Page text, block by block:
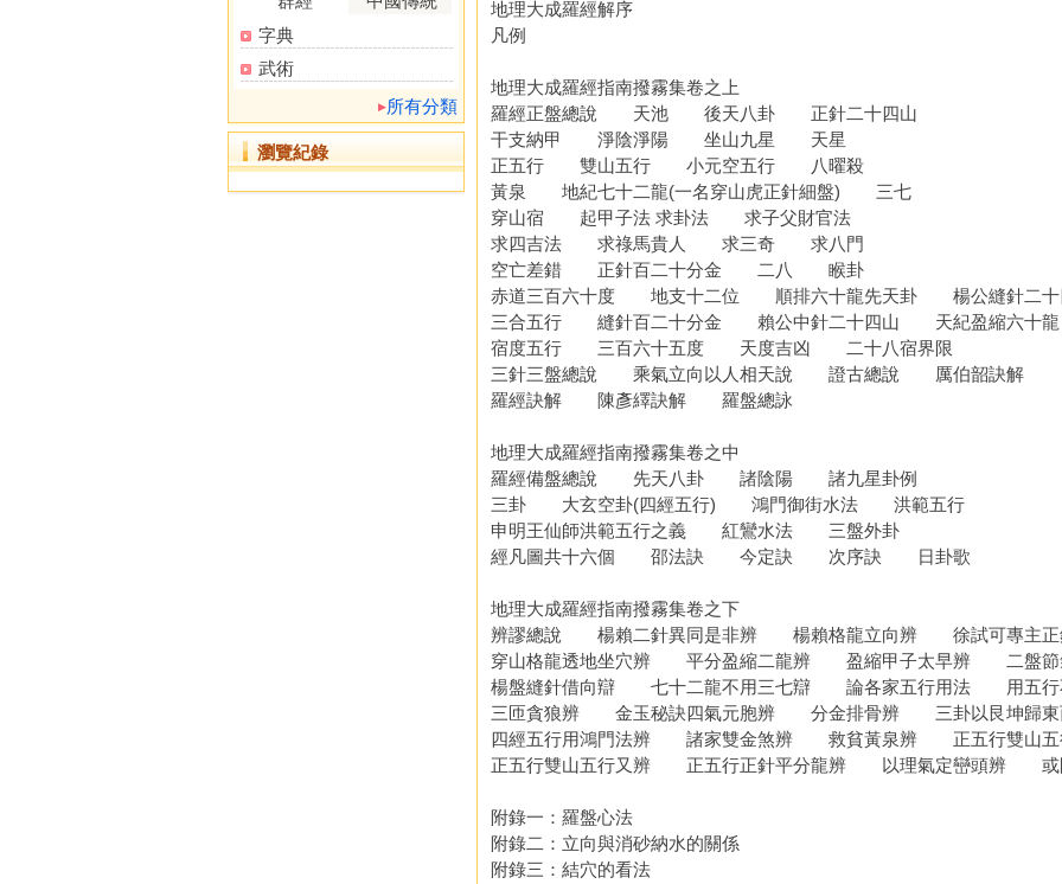
字典
武術
所有分類
瀏覽紀錄
地理大成羅經解序
凡例
地理大成羅經指南撥霧集卷之上
羅經正盤總說 天池 後天八卦 正針二十四山
干支納甲 淨陰淨陽 坐山九星 天星
正五行 雙山五行 小元空五行 八曜殺
黃泉 地紀七十二龍(一名穿山虎正針細盤) 三七
穿山宿 起甲子法 求卦法 求子父財官法
求四吉法 求祿馬貴人 求三奇 求八門
空亡差錯 正針百二十分金 二八 睺卦
赤道三百六十度 地支十二位 順排六十龍先天卦 楊公縫針二十
三合五行 縫針百二十分金 賴公中針二十四山 天紀盈縮六十龍
宿度五行 三百六十五度 天度吉凶 二十八宿界限
三針三盤總說 乘氣立向以人相天說 證古總說 厲伯韶訣解
羅經訣解 陳彥繹訣解 羅盤總詠
地理大成羅經指南撥霧集卷之中
羅經備盤總說 先天八卦 諸陰陽 諸九星卦例
三卦 大玄空卦(四經五行) 鴻門御街水法 洪範五行
申明王仙師洪範五行之義 紅鸞水法 三盤外卦
經凡圖共十六個 邵法訣 今定訣 次序訣 日卦歌
地理大成羅經指南撥霧集卷之下
辨謬總說 楊賴二針異同是非辨 楊賴格龍立向辨 徐試可專主正
穿山格龍透地坐穴辨 平分盈縮二龍辨 盈縮甲子太早辨 二盤節
楊盤縫針借向辯 七十二龍不用三七辯 論各家五行用法 用五行
三匝貪狼辨 金玉秘訣四氣元胞辨 分金排骨辨 三卦以艮坤歸東
四經五行用鴻門法辨 諸家雙金煞辨 救貧黃泉辨 正五行雙山五
正五行雙山五行又辨 正五行正針平分龍辨 以理氣定巒頭辨 或
附錄一：羅盤心法
附錄二：立向與消砂納水的關係
附錄三：結穴的看法